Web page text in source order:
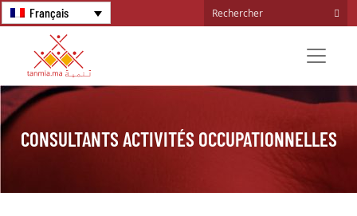
Français
CONSULTANTS ACTIVITÉS OCCUPATIONNELLES